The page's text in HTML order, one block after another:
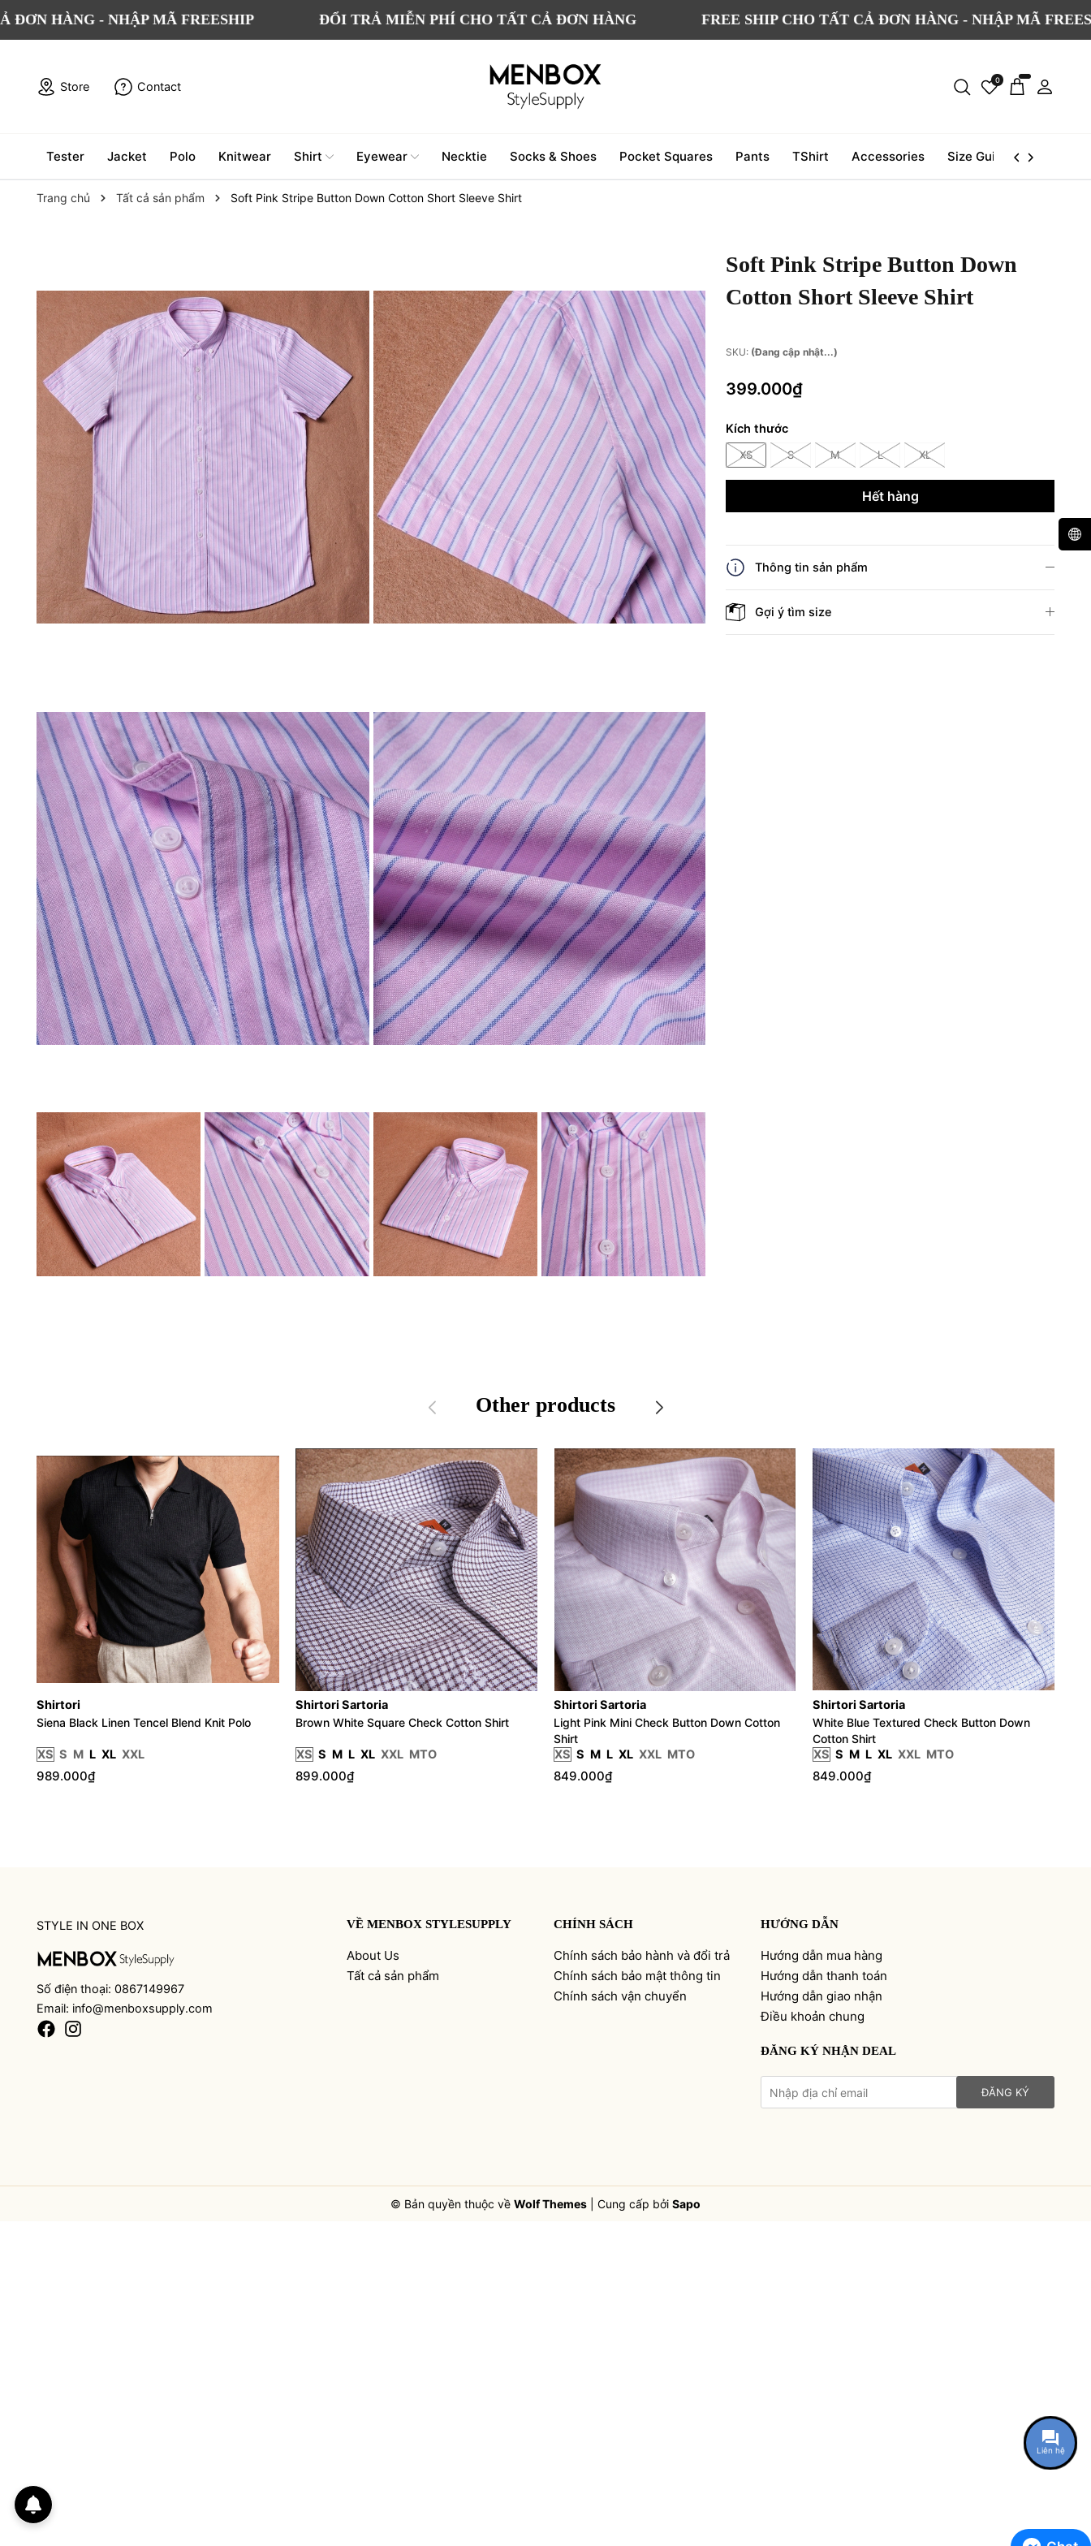
- NHẬP MÃ FREESHIP ĐỔI TRẢ MIỄN PHÍ CHO TẤT CẢ ĐƠN HÀNG FREE SHIP CHO TẤT CẢ ĐƠN HÀNG - NHẬP MÃ FREESHIP
Store Contact 0
Tester Jacket Polo Knitwear Shirt Eyewear Necktie Socks & Shoes Pocket Squares Pants TShirt Accessories Size Guide
Trang chủ Tất cả sản phẩm Soft Pink Stripe Button Down Cotton Short Sleeve Shirt
Soft Pink Stripe Button Down
Cotton Short Sleeve Shirt
SKU: (Đang cập nhật...)
399.000₫
Kích thước
XS S M L XL
Hết hàng
Thông tin sản phẩm
Gợi ý tìm size
Other products
Shirtori
Siena Black Linen Tencel Blend Knit Polo
XS S M L XL XXL
989.000₫
Shirtori Sartoria
Brown White Square Check Cotton Shirt
XS S M L XL XXL MTO
899.000₫
Shirtori Sartoria
Light Pink Mini Check Button Down Cotton
Shirt
XS S M L XL XXL MTO
849.000₫
Shirtori Sartoria
White Blue Textured Check Button Down
Cotton Shirt
XS S M L XL XXL MTO
849.000₫
STYLE IN ONE BOX
Số điện thoại: 0867149967
Email: info@menboxsupply.com
VỀ MENBOX STYLESUPPLY
About Us
Tất cả sản phẩm
CHÍNH SÁCH
Chính sách bảo hành và đổi trả
Chính sách bảo mật thông tin
Chính sách vận chuyển
HƯỚNG DẪN
Hướng dẫn mua hàng
Hướng dẫn thanh toán
Hướng dẫn giao nhận
Điều khoản chung
ĐĂNG KÝ NHẬN DEAL
ĐĂNG KÝ
© Bản quyền thuộc về Wolf Themes Cung cấp bởi Sapo
Liên hệ